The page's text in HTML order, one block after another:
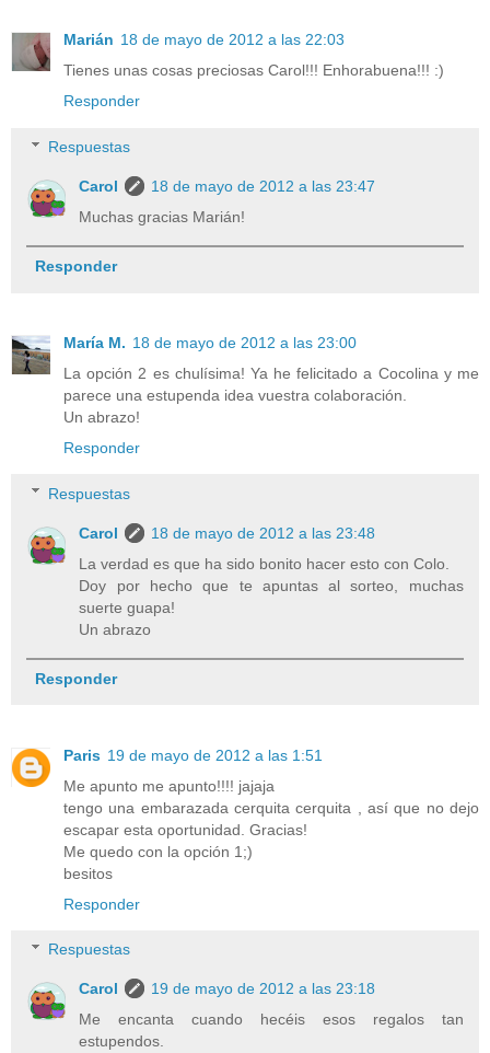
Marián 18 de mayo de 2012 a las 22:03
Tienes unas cosas preciosas Carol!!! Enhorabuena!!! :)
Responder
Respuestas
Carol
18 de mayo de 2012 a las 23:47
Muchas gracias Marián!
Responder
María M. 18 de mayo de 2012 a las 23:00
La opción 2 es chulísima! Ya he felicitado a Cocolina y me
parece una estupenda idea vuestra colaboración.
Un abrazo!
Responder
Respuestas
Carol
18 de mayo de 2012 a las 23:48
La verdad es que ha sido bonito hacer esto con Colo.
Doy por hecho que te apuntas al sorteo, muchas
suerte guapa!
Un abrazo
Responder
Paris 19 de mayo de 2012 a las 1:51
Me apunto me apunto!!!! jajaja
tengo una embarazada cerquita cerquita , así que no dejo
escapar esta oportunidad. Gracias!
Me quedo con la opción 1;)
besitos
Responder
Respuestas
Carol
19 de mayo de 2012 a las 23:18
Me encanta cuando hecéis esos regalos tan
estupendos.